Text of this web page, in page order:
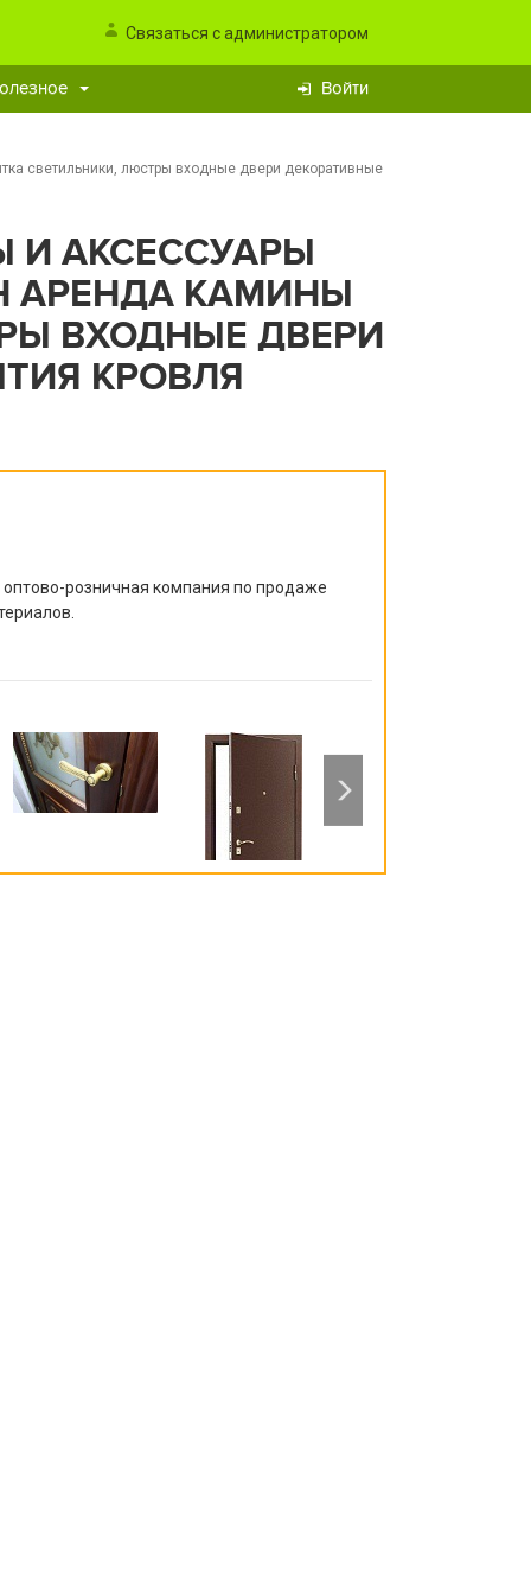
Связаться с администратором
Войти
светильники, люстры входные двери декоративные
И АКСЕССУАРЫ
АРЕНДА КАМИНЫ
ВХОДНЫЕ ДВЕРИ
КРОВЛЯ
розничная компания по продаже